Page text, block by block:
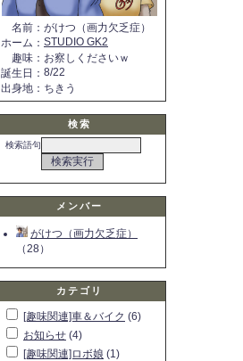
名前 ： がけつ（画力欠乏症）
ホーム ： STUDIO GK2
趣味 ： お察しくださいｗ
誕生日 ： 8/22
出身地 ： ちきう
検索
検索語句
メンバー
がけつ（画力欠乏症）
（28）
カテゴリ
[趣味関連]車＆バイク (6)
お知らせ (4)
[趣味関連]ロボ娘 (1)